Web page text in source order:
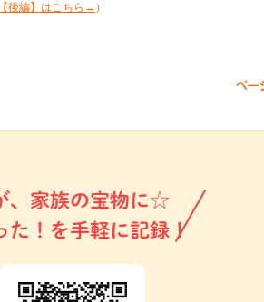
【後編】はこちら→ ）
、家族の宝物に☆
た！を手軽に記録！